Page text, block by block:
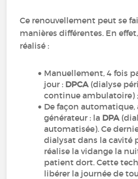
Ce renouvellement peut se
manières différentes. En
réalisé :
Manuellement, 4 fois
jour : DPCA(dialyse
continue ambulatoire) ;
De façon automatique,
générateur : la DPA
automatisée). Ce
dialysat dans la cavité
réalise la vidange la
patient dort. Cette
libérer la journée de